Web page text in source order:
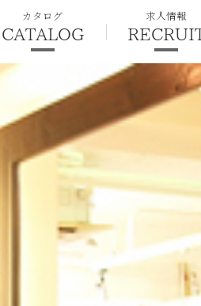
カタログ
CATALOG
求人情報